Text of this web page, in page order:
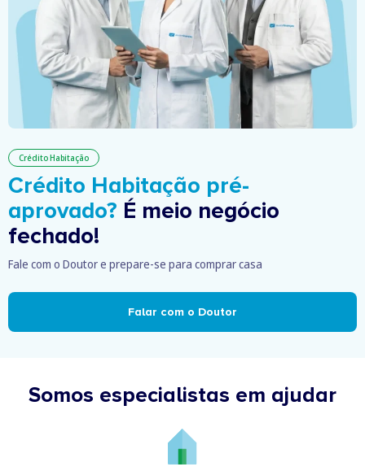
Crédito Habitação
Crédito Habitação pré-
aprovado? É meio negócio
fechado!
Fale com o Doutor e prepare-se para comprar casa
Falar com o Doutor
Somos especialistas em ajudar